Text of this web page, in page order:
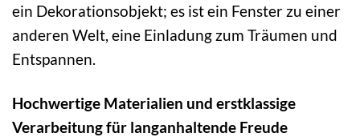
ein Dekorationsobjekt; es ist ein Fenster zu einer
anderen Welt, eine Einladung zum Träumen und
Entspannen.
Hochwertige Materialien und erstklassige
Verarbeitung für langanhaltende Freude